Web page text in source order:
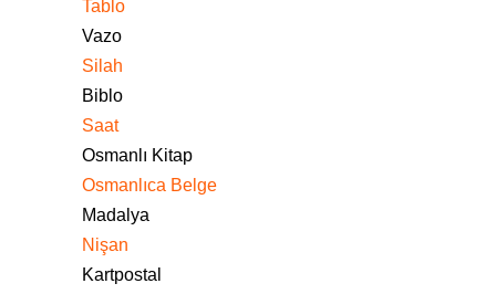
Tablo
Vazo
Silah
Biblo
Saat
Osmanlı Kitap
Osmanlıca Belge
Madalya
Nişan
Kartpostal